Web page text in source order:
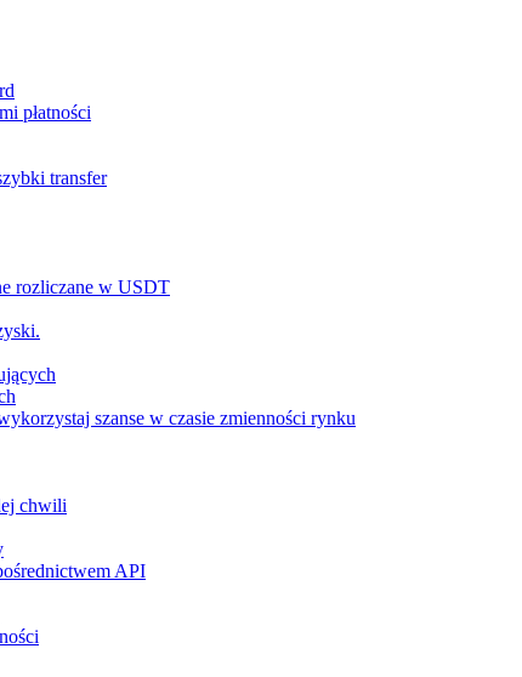
płatności
transfer
rozliczane w USDT
szanse w czasie zmienności rynku
chwili
API